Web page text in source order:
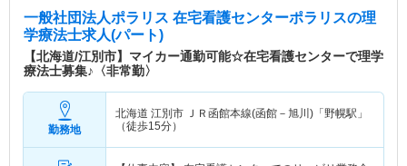
一般社団法人ポラリス 在宅看護センターポラリスの理
学療法士求人(パート)
【北海道/江別市】マイカー通勤可能☆在宅看護センターで理学
療法士募集♪〈非常勤〉
勤務地
北海道 江別市 ＪＲ函館本線(函館－旭川)「野幌駅」
（徒歩15分）